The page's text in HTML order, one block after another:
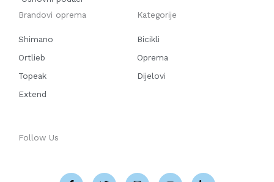
Brandovi oprema
Shimano
Ortlieb
Topeak
Extend
Kategorije
Bicikli
Oprema
Dijelovi
Follow Us
c
i
s
u
n